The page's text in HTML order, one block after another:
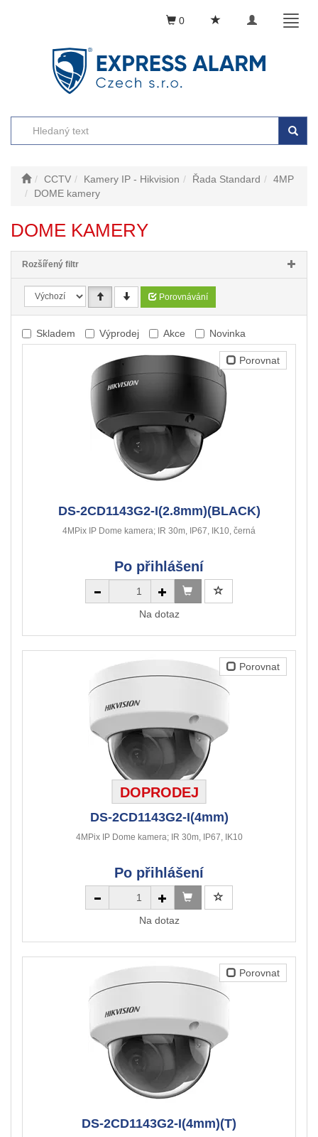
Toggle
0
CCTV Kamery IP - Hikvision Řada Standard
4MP
DOME kamery
DOME KAMERY
Rozšířený filtr
Porovnávání
Skladem Výprodej Akce Novinka
Porovnat
DS-2CD1143G2-I(2.8mm)(BLACK)
4MPix IP Dome kamera; IR 30m, IP67, IK10, černá
Po přihlášení
Na dotaz
Porovnat
DOPRODEJ
DS-2CD1143G2-I(4mm)
4MPix IP Dome kamera; IR 30m, IP67, IK10
Po přihlášení
Na dotaz
Porovnat
DS-2CD1143G2-I(4mm)(T)